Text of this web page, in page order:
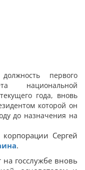
первого
национальной
года, вновь
которой он
до назначения на
Сергей
.
на госслужбе вновь